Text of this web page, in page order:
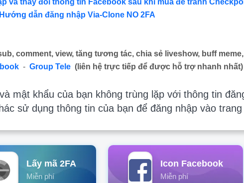
và thay đổi thông tin Facebook sau khi mua để tránh
Hướng dẫn đăng nhập Via-Clone NO 2FA
comment, view, tăng tương tác, chia sẻ liveshow, buff
- Group Tele (liên hệ trực tiếp để được hỗ trợ nhanh nhất)
mật khẩu của bạn không trùng lặp với thông tin
sử dụng thông tin của bạn để đăng nhập vào trang
Lấy mã 2FA
Miễn phí
Icon Facebook
Miễn phí